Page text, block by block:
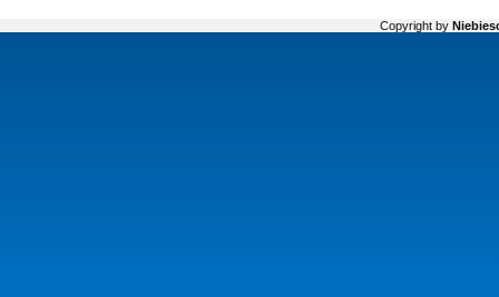
Copyright by